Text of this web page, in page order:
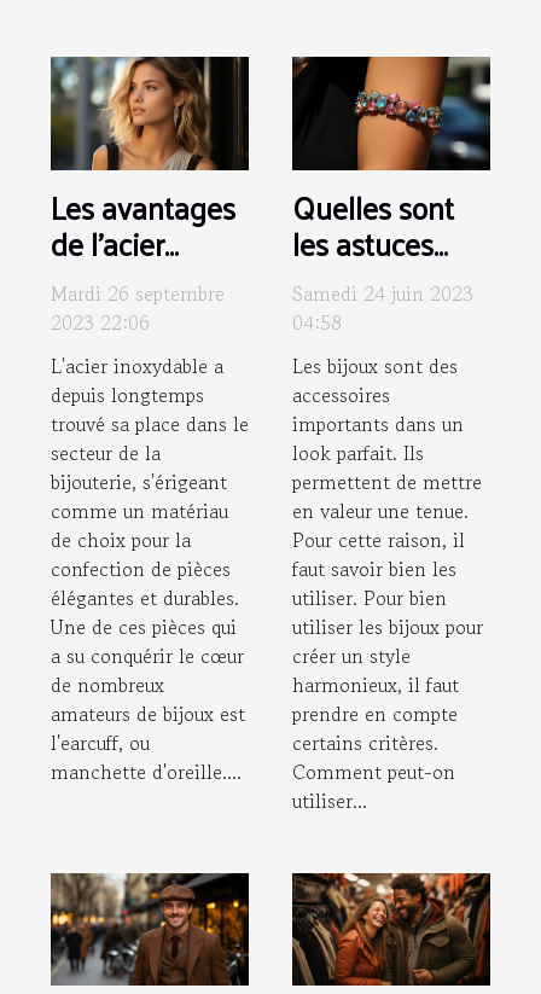
Les avantages
de l'acier
inoxydable
dans les bijoux:
focus sur
l'earcuff
Mardi 26 septembre
2023 22:06
L'acier inoxydable a
depuis longtemps
trouvé sa place dans le
secteur de la
bijouterie, s'érigeant
comme un matériau
de choix pour la
confection de pièces
élégantes et durables.
Une de ces pièces qui
a su conquérir le cœur
de nombreux
amateurs de bijoux est
l'earcuff, ou
manchette d'oreille....
Quelles sont
les astuces
pour
harmoniser ses
bijoux et sa
tenue ?
Samedi 24 juin 2023
04:58
Les bijoux sont des
accessoires
importants dans un
look parfait. Ils
permettent de mettre
en valeur une tenue.
Pour cette raison, il
faut savoir bien les
utiliser. Pour bien
utiliser les bijoux pour
créer un style
harmonieux, il faut
prendre en compte
certains critères.
Comment peut-on
utiliser...